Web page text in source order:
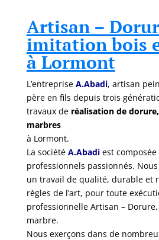
Artisan –
imitation bois
à Lormont
L’entreprise A.Abadi, artisan
père en fils depuis trois
travaux de réalisation de
marbres
à Lormont.
La société A.Abadiest composée
professionnels passionnés.
un travail de qualité, durable et
règles de l’art, pour toute
professionnelle Artisan –
marbre.
Nous exerçons dans de